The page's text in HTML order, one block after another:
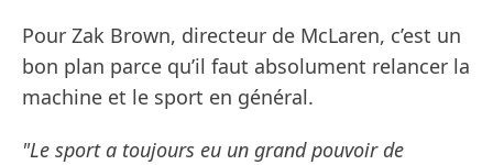
Pour Zak Brown, directeur de McLaren, c’est un
bon plan parce qu’il faut absolument relancer la
machine et le sport en général.
"Le sport a toujours eu un grand pouvoir de